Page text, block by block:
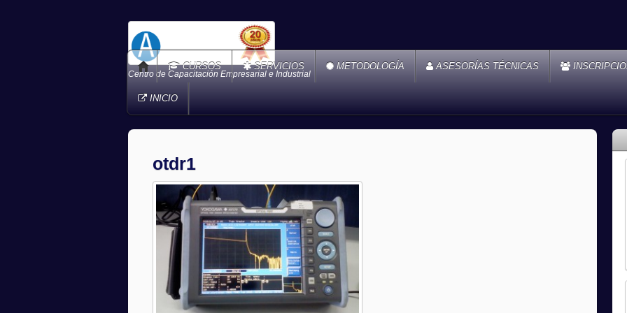
Centro de Capacitación Empresarial e Industrial
CURSOS SERVICIOS METODOLOGÍA ASESORÍAS TÉCNICAS
INICIO
otdr1